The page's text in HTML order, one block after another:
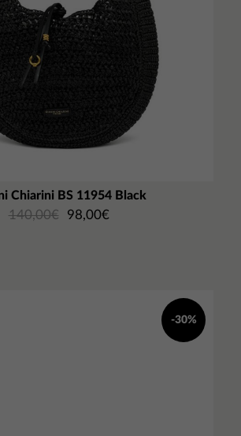
Chiarini BS 11954 Black
140,00€ 98,00€
-30%